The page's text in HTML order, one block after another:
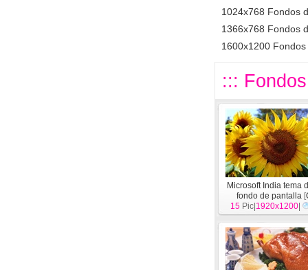
1024x768 Fondos
1366x768 Fondos
1600x1200
:::
Microsoft India tema
fondo de pantalla [
15 Pic| 1920x1200